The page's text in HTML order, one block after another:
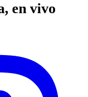
en vivo